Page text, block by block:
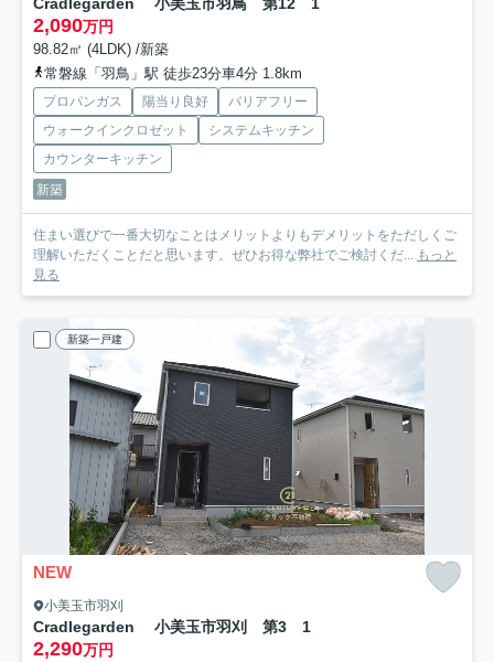
Cradlegarden 小美玉市羽鳥 第12 1
2,090万円
98.82㎡ (4LDK) /新築
常磐線「羽鳥」駅 徒歩23分車4分 1.8km
プロパンガス 陽当り良好
バリアフリー
ウォークインクロゼット
システムキッチン
カウンターキッチン
新築
住まい選びで一番大切なことはメリットよりもデメリットをただしくご
理解いただくことだと思います。ぜひお得な弊社でご検討くだ... もっと
見る
新築一戸建
NEW
小美玉市羽刈
Cradlegarden 小美玉市羽刈 第3 1
2,290万円